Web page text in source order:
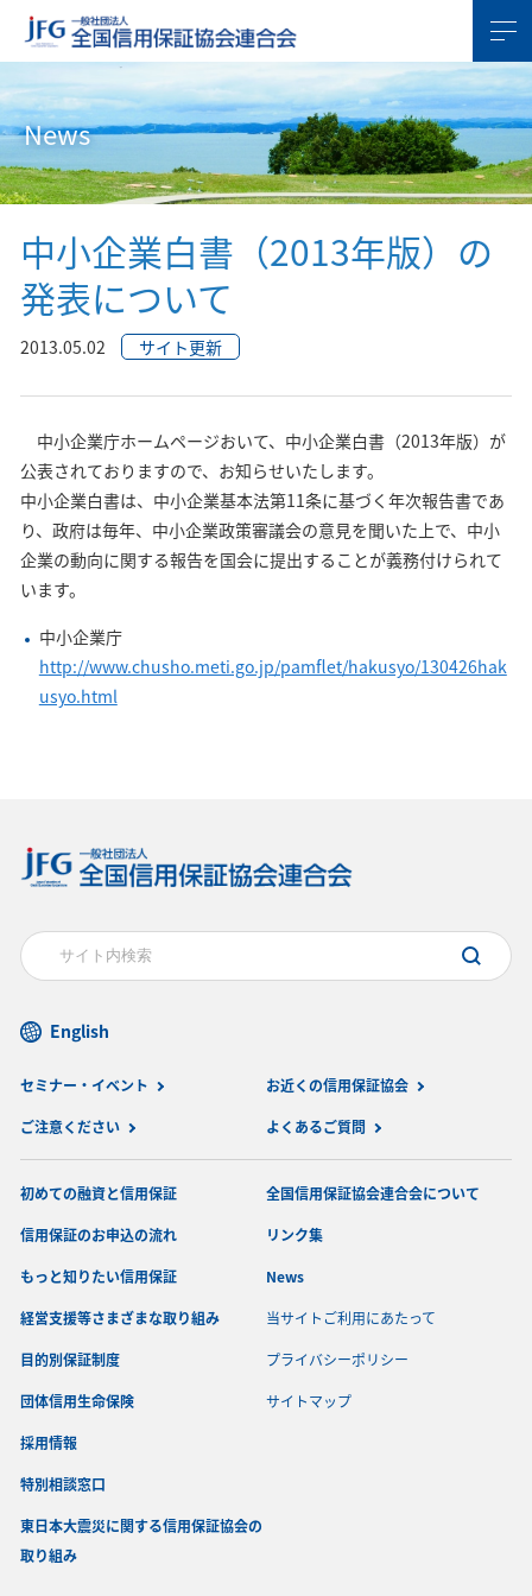
News
中小企業白書（2013年版）の
発表について
2013.05.02 サイト更新
中小企業庁ホームページおいて、中小企業白書（2013年版）が
公表されておりますので、お知らせいたします。
中小企業白書は、中小企業基本法第11条に基づく年次報告書であ
り、政府は毎年、中小企業政策審議会の意見を聞いた上で、中小
企業の動向に関する報告を国会に提出することが義務付けられて
います。
中小企業庁
http://www.chusho.meti.go.jp/pamflet/hakusyo/130426hak
usyo.html
English
セミナー・イベント お近くの信用保証協会
ご注意ください よくあるご質問
初めての融資と信用保証
信用保証のお申込の流れ
もっと知りたい信用保証
経営支援等さまざまな取り組み
目的別保証制度
団体信用生命保険
採用情報
特別相談窓口
東日本大震災に関する信用保証協会の
取り組み
全国信用保証協会連合会について
リンク集
News
当サイトご利用にあたって
プライバシーポリシー
サイトマップ